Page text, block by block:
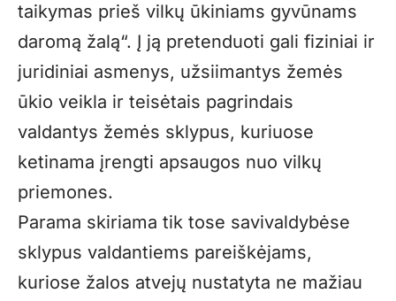
taikymas prieš vilkų ūkiniams gyvūnams
daromą žalą“. Į ją pretenduoti gali fiziniai ir
juridiniai asmenys, užsiimantys žemės
ūkio veikla ir teisėtais pagrindais
valdantys žemės sklypus, kuriuose
ketinama įrengti apsaugos nuo vilkų
priemones.
Parama skiriama tik tose savivaldybėse
sklypus valdantiems pareiškėjams,
kuriose žalos atvejų nustatyta ne mažiau